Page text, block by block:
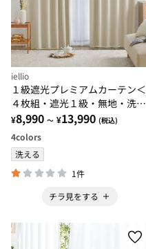
iellio
１級遮光プレミアムカーテン＜
４枚組・遮光１級・無地・洗え
る・形状記憶加工・新生活・イ
ージーオーダー＞
¥8,990 ～ ¥13,990 (税込)
4colors
洗える
1件
チラ見をする